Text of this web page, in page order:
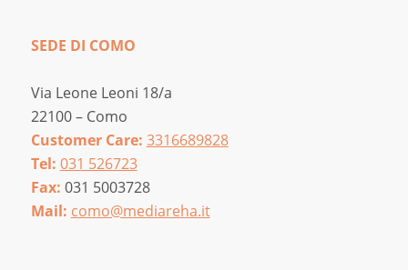
SEDE DI COMO
Via Leone Leoni 18/a
22100 – Como
Customer Care: 3316689828
Tel: 031 526723
Fax: 031 5003728
Mail: como@mediareha.it